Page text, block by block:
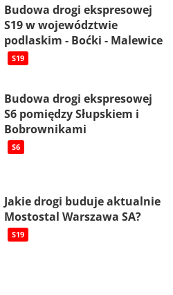
Budowa drogi ekspresowej
S19 w województwie
podlaskim - Boćki - Malewice
S19
Budowa drogi ekspresowej
S6 pomiędzy Słupskiem i
Bobrownikami
S6
Jakie drogi buduje aktualnie
Mostostal Warszawa SA?
S19